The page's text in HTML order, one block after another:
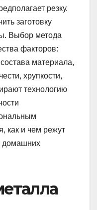
резку.
заготовку
Выбор метода
факторов:
материала,
хрупкости,
технологию
как и чем режут
домашних